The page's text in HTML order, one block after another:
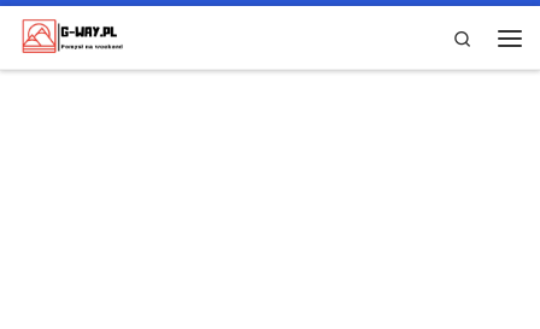
Przejdź do treści
Search